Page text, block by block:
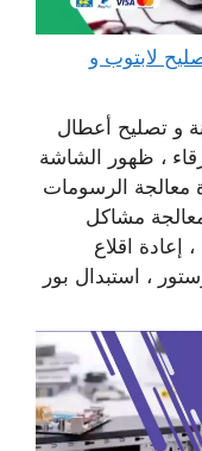
كمبيوتر الزور 65511033 تصليح لابتوب و
و تصليح أعطال
، ظهور الشاشة
معالجة الرسومات
مشاكل
إعادة اقلاع
، استبدال بور